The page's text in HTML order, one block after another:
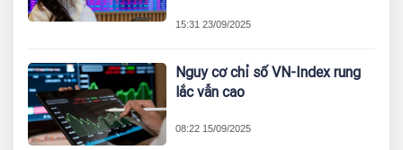
15:31 23/09/2025
Nguy cơ chỉ số VN-Index rung
lắc vẫn cao
08:22 15/09/2025